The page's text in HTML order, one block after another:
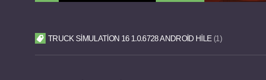
TRUCK SIMULATION 16 1.0.6728 ANDROID HILE 1